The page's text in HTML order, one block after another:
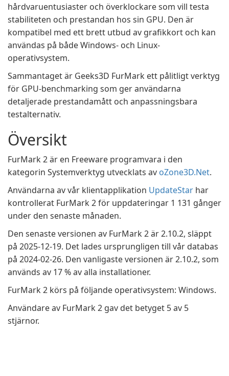
hårdvaruentusiaster och överklockare som vill testa
stabiliteten och prestandan hos sin GPU. Den är
kompatibel med ett brett utbud av grafikkort och kan
användas på både Windows- och Linux-
operativsystem.
Sammantaget är Geeks3D FurMark ett pålitligt verktyg
för GPU-benchmarking som ger användarna
detaljerade prestandamått och anpassningsbara
testalternativ.
Översikt
FurMark 2 är en Freeware programvara i den
kategorin Systemverktyg utvecklats av oZone3D.Net.
Användarna av vår klientapplikation UpdateStar har
kontrollerat FurMark 2 för uppdateringar 1 131 gånger
under den senaste månaden.
Den senaste versionen av FurMark 2 är 2.10.2, släppt
på 2025-12-19. Det lades ursprungligen till vår databas
på 2024-02-26. Den vanligaste versionen är 2.10.2, som
används av 17 % av alla installationer.
FurMark 2 körs på följande operativsystem: Windows.
Användare av FurMark 2 gav det betyget 5 av 5
stjärnor.